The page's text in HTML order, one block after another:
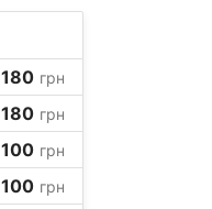
180 грн
180 грн
100 грн
100 грн